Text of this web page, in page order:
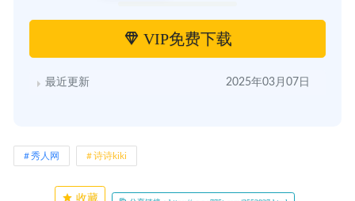
VIP免费下载
最近更新 2025年03月07日
秀人网 诗诗kiki
收藏